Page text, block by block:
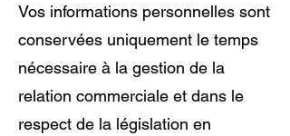
Vos informations personnelles sont
conservées uniquement le temps
nécessaire à la gestion de la
relation commerciale et dans le
respect de la législation en